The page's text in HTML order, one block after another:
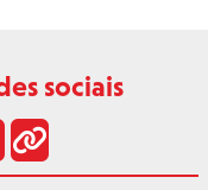
sociais